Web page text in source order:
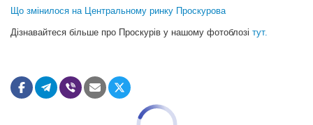
Що змінилося на Центральному ринку Проскурова
Дізнавайтеся більше про Проскурів у нашому фотоблозі тут.